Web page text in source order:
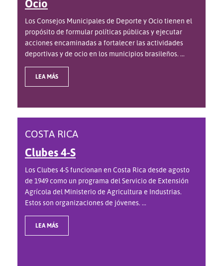
Ocio
Los Consejos Municipales de Deporte y Ocio tienen el
propósito de formular políticas públicas y ejecutar
acciones encaminadas a fortalecer las actividades
deportivas y de ocio en los municipios brasileños. ...
LEA MÁS
COSTA RICA
Clubes 4-S
Los Clubes 4-S funcionan en Costa Rica desde agosto
de 1949 como un programa del Servicio de Extensión
Agrícola del Ministerio de Agricultura e Industrias.
Estos son organizaciones de jóvenes. ...
LEA MÁS